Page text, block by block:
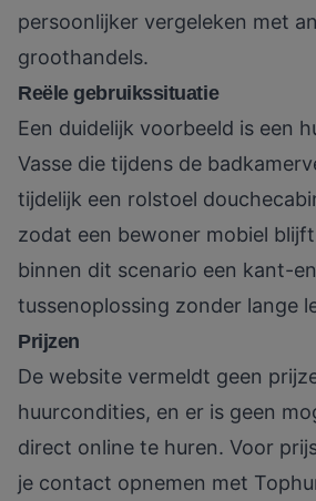
persoonlijker vergeleken met
groothandels.
Reële gebruikssituatie
Een duidelijk voorbeeld is een
Vasse die tijdens de
tijdelijk een rolstoel
zodat een bewoner mobiel
binnen dit scenario een kant-
tussenoplossing zonder lange
Prijzen
De website vermeldt geen
huurcondities, en er is geen
direct online te huren. Voor
je contact opnemen met